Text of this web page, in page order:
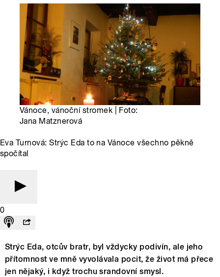
Vánoce, vánoční stromek | Foto:
Jana Matznerová
Eva Turnová: Strýc Eda to na Vánoce všechno pěkně
spočítal
0
Strýc Eda, otcův bratr, byl vždycky podivín, ale jeho
přítomnost ve mně vyvolávala pocit, že život má přece
jen nějaký, i když trochu srandovní smysl.